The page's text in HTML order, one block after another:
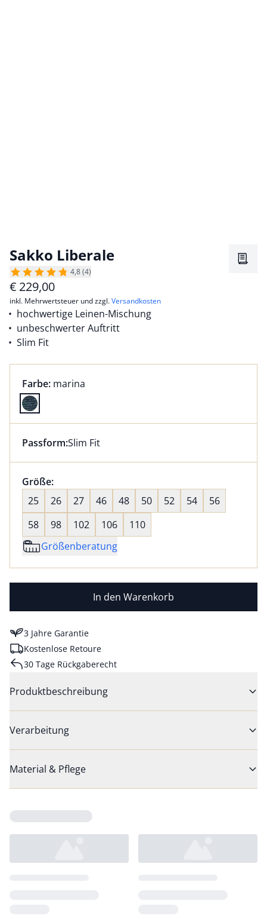
Sakko Liberale
4,8 (4)
€ 229,00
inkl. Mehrwertsteuer und zzgl.Versandkosten
hochwertige Leinen-Mischung
unbeschwerter Auftritt
Slim Fit
Farbauswahl:
Farbe: aktuell ausgewählt:
marina
Farbe marina ausgewählt
Dieser Artikel hat die Passform Slim Fit. für
Passform:Slim Fit
Größenauswahl:
Größe:nichts ausgewählt
25
26 27 46 48 50 52 54
56
58
98 102 106
110
Größenberatung
In den Warenkorb
3 Jahre Garantie
Kostenlose Retoure
30 Tage Rückgaberecht
Produktbeschreibung
Verarbeitung
Material & Pflege